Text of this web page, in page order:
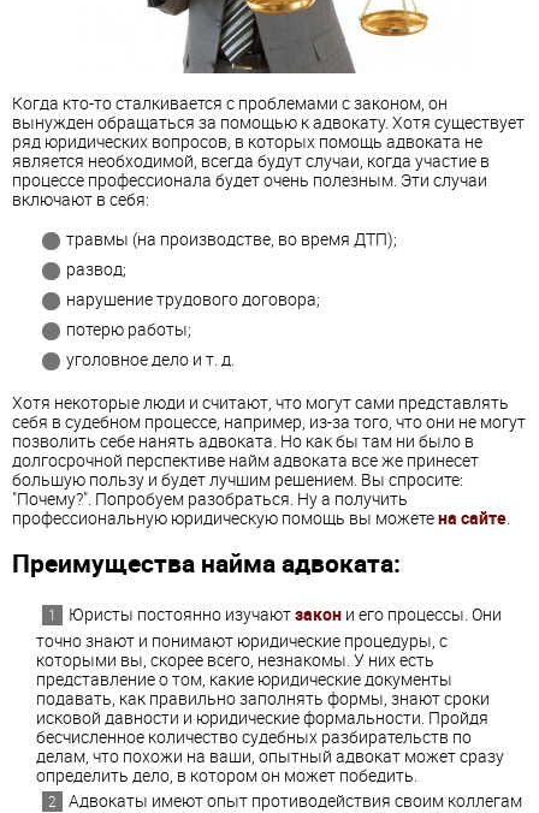
Когда кто-то сталкивается с проблемами с законом, он
вынужден обращаться за помощью к адвокату. Хотя существует
ряд юридических вопросов, в которых помощь адвоката не
является необходимой, всегда будут случаи, когда участие в
процессе профессионала будет очень полезным. Эти случаи
включают в себя:
травмы (на производстве, во время ДТП);
развод;
нарушение трудового договора;
потерю работы;
уголовное дело и т. д.
Хотя некоторые люди и считают, что могут сами представлять
себя в судебном процессе, например, из-за того, что они не могут
позволить себе нанять адвоката. Но как бы там ни было в
долгосрочной перспективе найм адвоката все же принесет
большую пользу и будет лучшим решением. Вы спросите:
"Почему?". Попробуем разобраться. Ну а получить
профессиональную юридическую помощь вы можетена сайте.
Преимущества найма адвоката:
Юристы постоянно изучаютзакон и его процессы. Они
точно знают и понимают юридические процедуры, с
которыми вы, скорее всего, незнакомы. У них есть
представление о том, какие юридические документы
подавать, как правильно заполнять формы, знают сроки
исковой давности и юридические формальности. Пройдя
бесчисленное количество судебных разбирательств по
делам, что похожи на ваши, опытный адвокат может сразу
определить дело, в котором он может победить.
Адвокаты имеют опыт противодействия своим коллегам